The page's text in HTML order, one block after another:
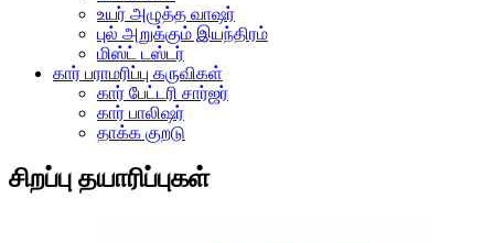
உயர் அழுத்த வாஷர்
புல் அறுக்கும் இயந்திரம்
மிஸ்ட் டஸ்டர்
கார் பராமரிப்பு கருவிகள்
கார் பேட்டரி சார்ஜர்
கார் பாலிஷர்
தாக்க குறடு
சிறப்பு தயாரிப்புகள்